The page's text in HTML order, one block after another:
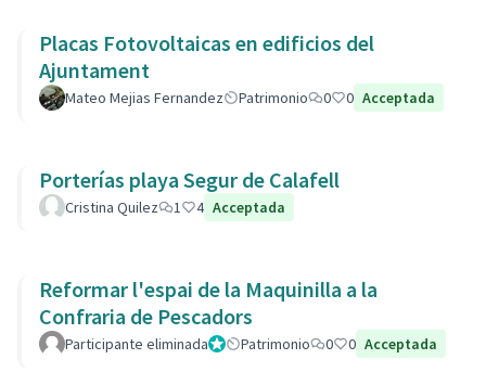
Placas Fotovoltaicas en edificios del
Ajuntament
Mateo Mejias Fernandez Patrimonio 0 0 Acceptada
Porterías playa Segur de Calafell
Cristina Quilez 1 4 Acceptada
Reformar l'espai de la Maquinilla a la
Confraria de Pescadors
Participante eliminadaAdministrador
Patrimonio 0 0 Acceptada